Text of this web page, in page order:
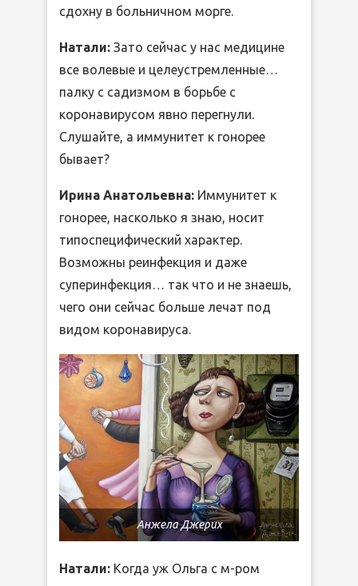
сдохну в больничном морге.
Натали: Зато сейчас у нас медицине
все волевые и целеустремленные…
палку с садизмом в борьбе с
коронавирусом явно перегнули.
Слушайте, а иммунитет к гонорее
бывает?
Ирина Анатольевна: Иммунитет к
гонорее, насколько я знаю, носит
типоспецифический характер.
Возможны реинфекция и даже
суперинфекция… так что и не знаешь,
чего они сейчас больше лечат под
видом коронавируса.
Анжела Джерих
Натали: Когда уж Ольга с м-ром